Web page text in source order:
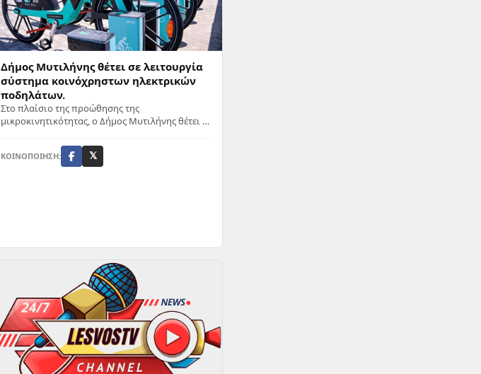
Δήμος Μυτιλήνης θέτει σε λειτουργία
σύστημα κοινόχρηστων ηλεκτρικών
ποδηλάτων.
Στο πλαίσιο της προώθησης της
μικροκινητικότητας, ο Δήμος Μυτιλήνης θέτει σε
ΚΟΙΝΟΠΟΙΗΣΗ: 𝕏